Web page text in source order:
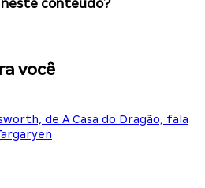
conteúdo?
você
de A Casa do Dragão, fala